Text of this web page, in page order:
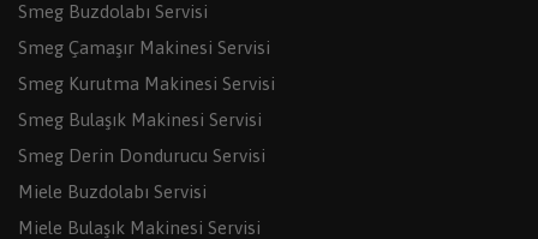
Smeg Buzdolabı Servisi
Smeg Çamaşır Makinesi Servisi
Smeg Kurutma Makinesi Servisi
Smeg Bulaşık Makinesi Servisi
Smeg Derin Dondurucu Servisi
Miele Buzdolabı Servisi
Miele Bulaşık Makinesi Servisi